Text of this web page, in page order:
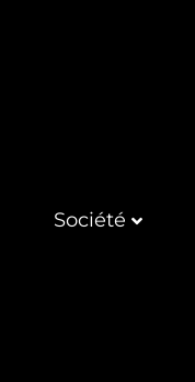
Société